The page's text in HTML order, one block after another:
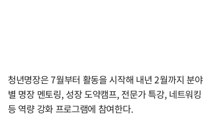
청년명장은 7월부터 활동을 시작해 내년 2월까지 분야
별 명장 멘토링, 성장 도약캠프, 전문가 특강, 네트워킹
등 역량 강화 프로그램에 참여한다.